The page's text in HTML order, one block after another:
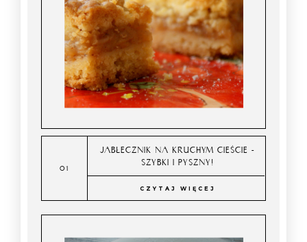
JABŁECZNIK NA KRUCHYM CIEŚCIE -
SZYBKI I PYSZNY!
CZYTAJ WIĘCEJ